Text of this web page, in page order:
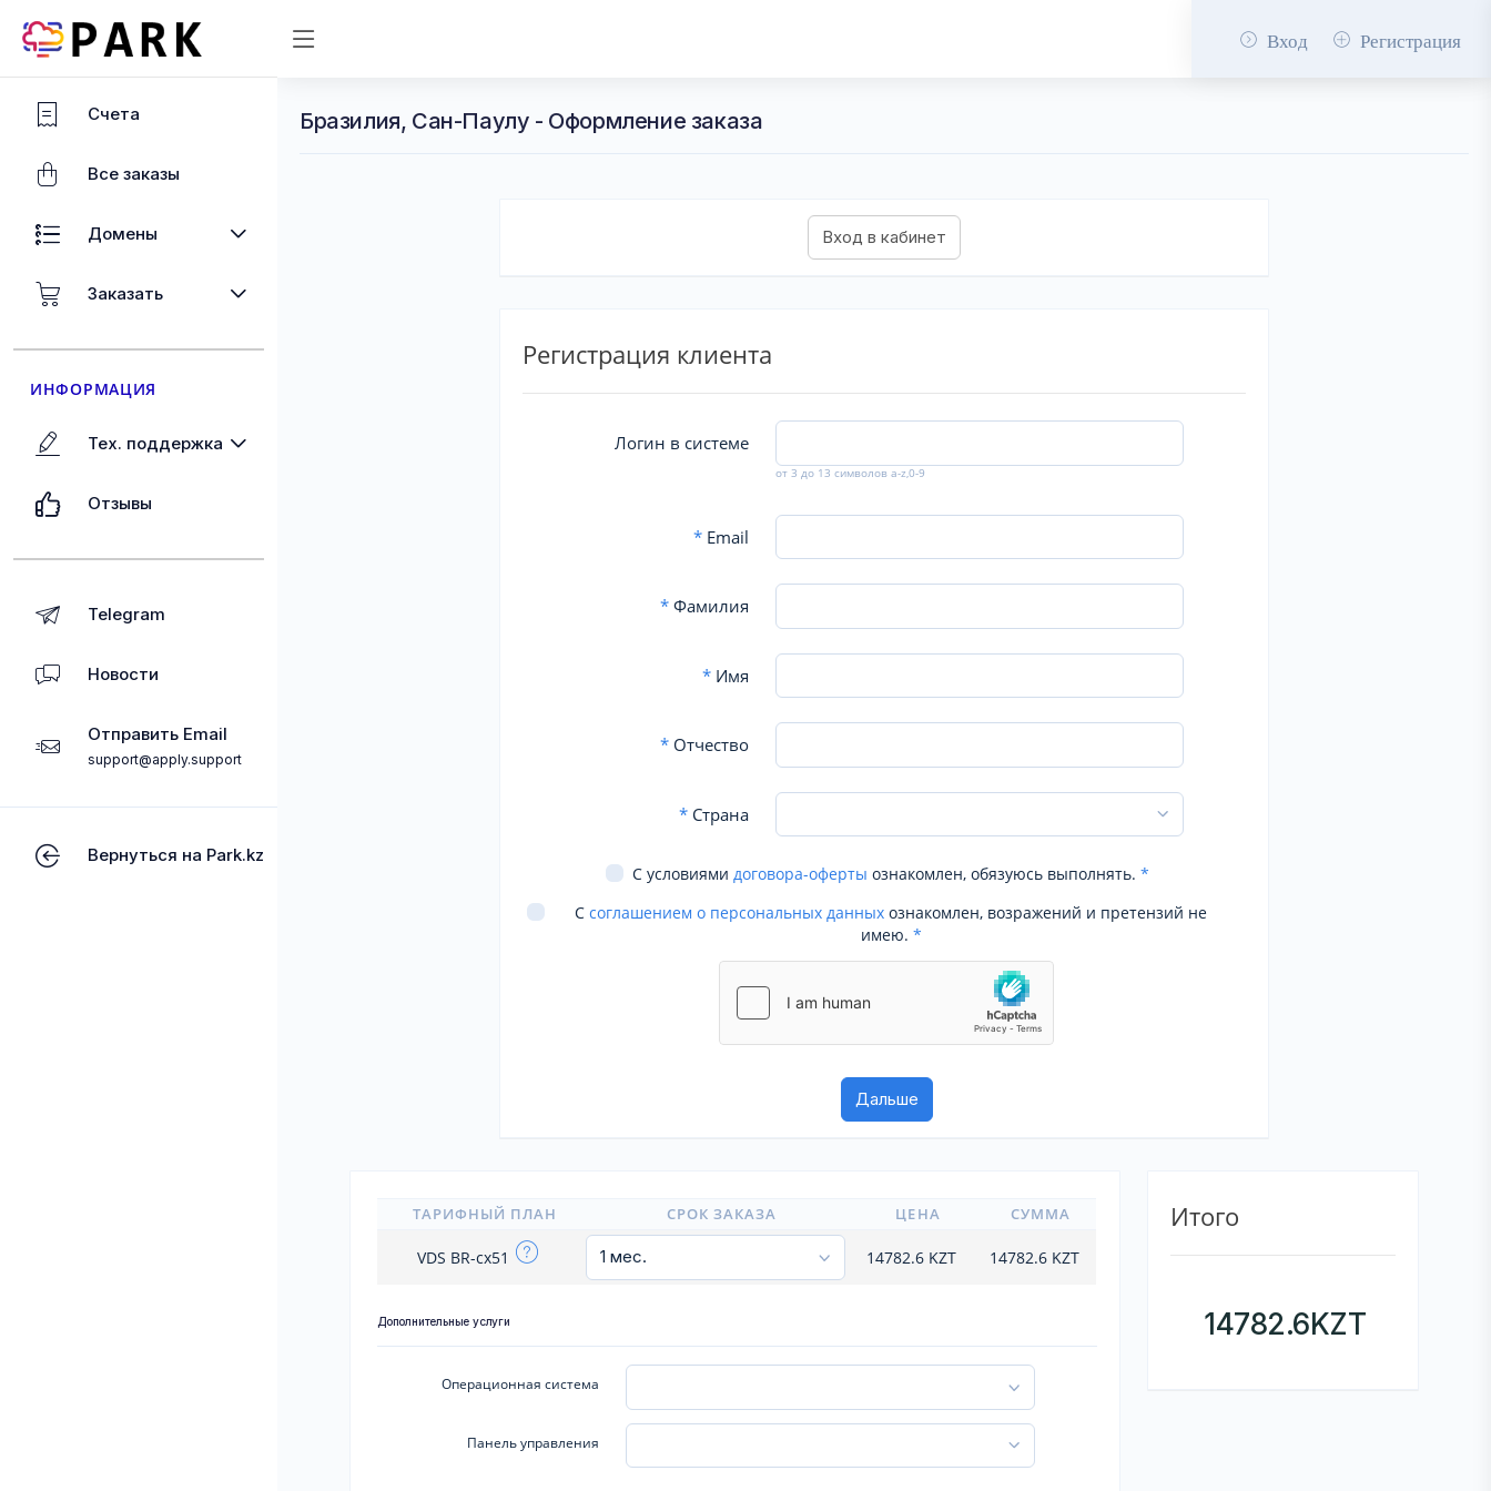
Вход Регистрация
Счета
Все заказы
Домены
Заказать
ИНФОРМАЦИЯ
Тех. поддержка
Отзывы
Telegram
Новости
Отправить Email
support@apply.support
Вернуться на Park.kz
Бразилия, Сан-Паулу - Оформление заказа
Регистрация клиента
Логин в системе
от 3 до 13 символов a-z,0-9
*Email
*Фамилия
*Имя
*Отчество
*Страна
С условиями договора-оферты ознакомлен, обязуюсь выполнять. *
С соглашением о персональных данных ознакомлен, возражений и претензий не
имею. *
ТАРИФНЫЙ ПЛАН СРОК ЗАКАЗА ЦЕНА СУММА
VDS BR-cx51 14782.6 KZT 14782.6KZT
Дополнительные услуги
Операционная система
Панель управления
Итого
14782.6KZT